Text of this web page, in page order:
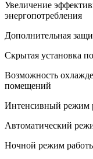
Увеличение
энергопотребления
Дополнительная
Скрытая установка
Возможность
помещений
Интенсивный режим
Автоматический
Ночной режим